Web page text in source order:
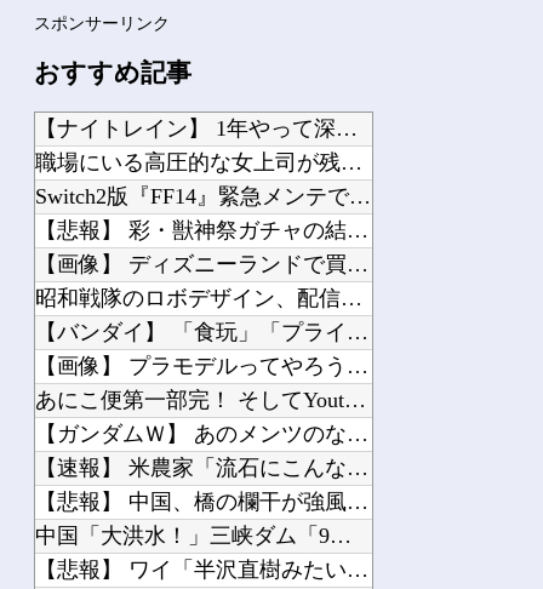
スポンサーリンク
おすすめ記事
【ナイトレイン】 1年やって深度2の雑魚ニキが発見される
職場にいる高圧的な女上司が残業後に………。
Switch2版『FF14』緊急メンテでロード時間が8秒から6秒に
【悲報】 彩・獣神祭ガチャの結果がヤバすぎるｗｗｗ
【画像】 ディズニーランドで買える「いなり寿司」がめちゃめちゃ美味しそう
昭和戦隊のロボデザイン、配信で追って見ると…
【バンダイ】 「食玩」「プライズ」「ガシャポン」2026年8月発売商品【発売スケ...
【画像】 プラモデルってやろうと思えばなんでも出来ちゃうんだな…
あにこ便第一部完！ そしてYoutubeへ…
【ガンダムＷ】 あのメンツのなかでは比較的常識のあるほうなのがデュオだよね
【速報】 米農家「流石にこんな値段じゃ、米作り辞める人、出るんじゃないかなあ？？...
【悲報】 中国、橋の欄干が強風一発で粉々に 鉄筋ゼロ 当局「接着剤でくっつけただ...
中国「大洪水！」三峡ダム「9門開放！（全力放流」中国都市「三峡沿線の道路水没」中...
【悲報】 ワイ「半沢直樹みたいな銀行員カッコいい」銀行員の友人「あんな奴居ねえよ...